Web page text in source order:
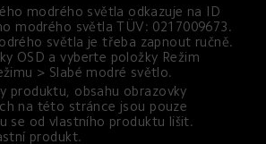
modrého světla odkazuje na ID
modrého světla TÜV: 0217009673.
světla je třeba zapnout ručně.
OSD a vyberte položky Režim
> Slabé modré světlo.
produktu, obsahu obrazovky
na této stránce jsou pouze
se od vlastního produktu lišit.
produkt.